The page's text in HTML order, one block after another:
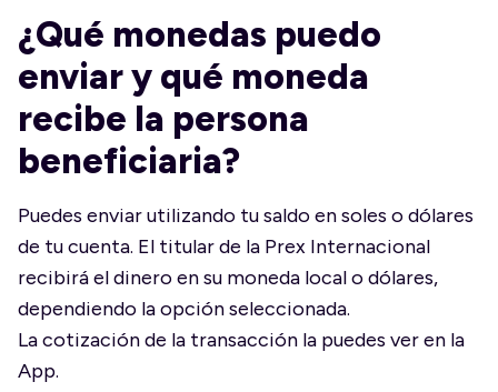
¿Qué monedas puedo
enviar y qué moneda
recibe la persona
beneficiaria?
Puedes enviar utilizando tu saldo en soles o dólares
de tu cuenta. El titular de la Prex Internacional
recibirá el dinero en su moneda local o dólares,
dependiendo la opción seleccionada.
La cotización de la transacción la puedes ver en la
App.